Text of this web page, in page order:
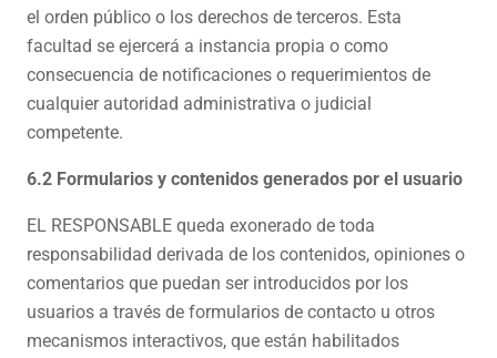
el orden público o los derechos de terceros. Esta
facultad se ejercerá a instancia propia o como
consecuencia de notificaciones o requerimientos de
cualquier autoridad administrativa o judicial
competente.
6.2 Formularios y contenidos generados por el usuario
EL RESPONSABLE queda exonerado de toda
responsabilidad derivada de los contenidos, opiniones o
comentarios que puedan ser introducidos por los
usuarios a través de formularios de contacto u otros
mecanismos interactivos, que están habilitados